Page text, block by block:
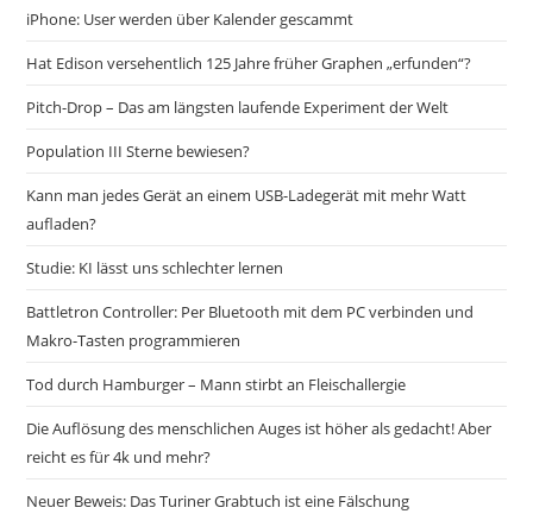
iPhone: User werden über Kalender gescammt
Hat Edison versehentlich 125 Jahre früher Graphen „erfunden“?
Pitch-Drop – Das am längsten laufende Experiment der Welt
Population III Sterne bewiesen?
Kann man jedes Gerät an einem USB-Ladegerät mit mehr Watt
aufladen?
Studie: KI lässt uns schlechter lernen
Battletron Controller: Per Bluetooth mit dem PC verbinden und
Makro-Tasten programmieren
Tod durch Hamburger – Mann stirbt an Fleischallergie
Die Auflösung des menschlichen Auges ist höher als gedacht! Aber
reicht es für 4k und mehr?
Neuer Beweis: Das Turiner Grabtuch ist eine Fälschung